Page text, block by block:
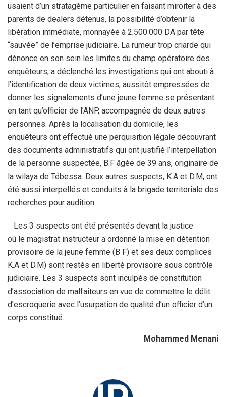
usaient d’un stratagème particulier en faisant miroiter à des
parents de dealers détenus, la possibilité d’obtenir la
libération immédiate, monnayée à 2.500.000 DA par tête
“sauvée” de l’emprise judiciaire. La rumeur trop criarde qui
dénonce en son sein les limites du champ opératoire des
enquêteurs, a déclenché les investigations qui ont abouti à
l’identification de deux victimes, aussitôt empressées de
donner les signalements d’une jeune femme se présentant
en tant qu’officier de l’ANP, accompagnée de deux autres
personnes. Après la localisation du domicile, les
enquêteurs ont effectué une perquisition légale découvrant
des documents administratifs qui ont justifié l’interpellation
de la personne suspectée, B.F âgée de 39 ans, originaire de
la wilaya de Tébessa. Deux autres suspects, K.A et D.M, ont
été aussi interpellés et conduits à la brigade territoriale des
recherches pour audition.
Les 3 suspects ont été présentés devant la justice
où le magistrat instructeur a ordonné la mise en détention
provisoire de la jeune femme (B F) et ses deux complices
K.A et D.M) sont restés en liberté provisoire sous contrôle
judiciaire. Les 3 suspects sont inculpés de constitution
d’association de malfaiteurs en vue de commettre le délit
d’escroquerie avec l’usurpation de qualité d’un officier d’un
corps constitué.
Mohammed Menani